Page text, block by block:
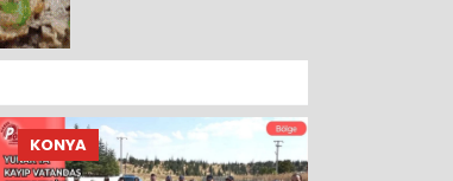
KONYA